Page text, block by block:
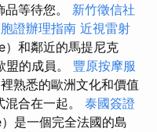
等待您​​。 新竹徵信社
證辦理指南 近視雷射
和鄰近的馬提尼克
盟的成員。 豐原按摩服
熟悉的歐洲文化和價值
合在一起。 泰國簽證
是一個完全法國的島